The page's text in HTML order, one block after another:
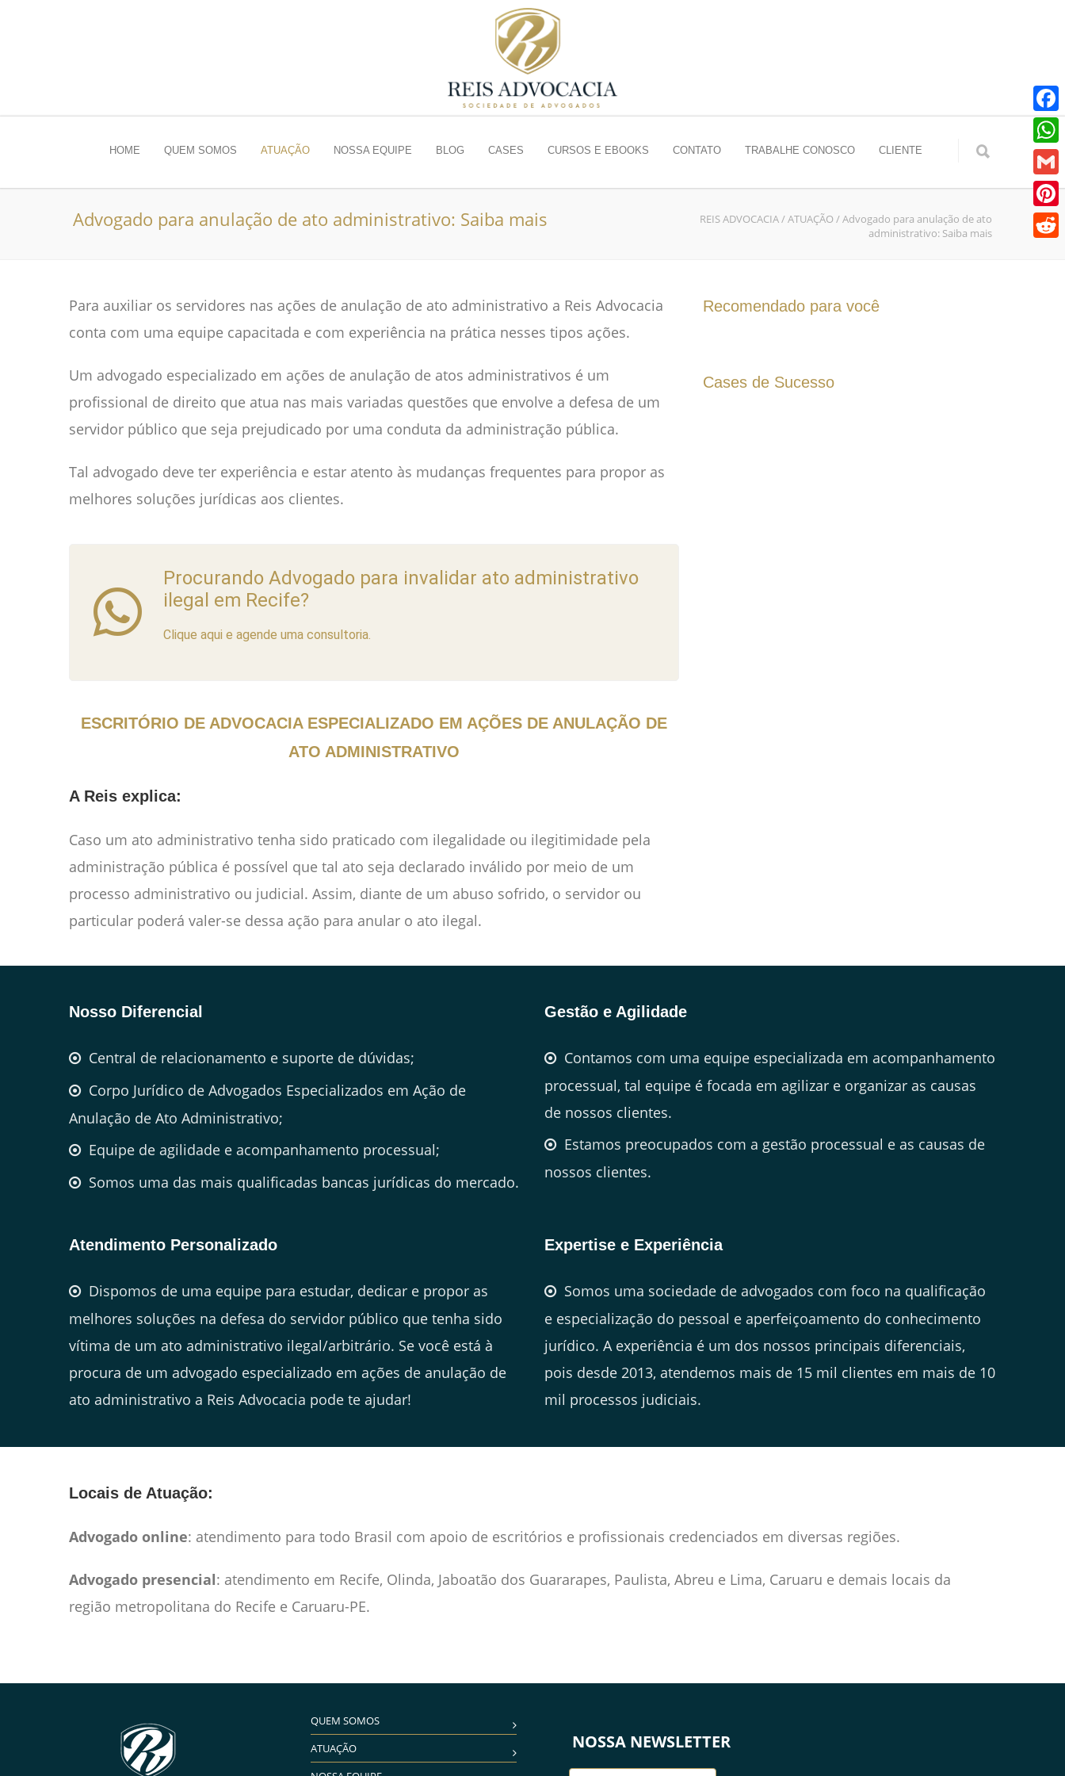
HOME QUEM SOMOS ATUAÇÃO NOSSA EQUIPE BLOG CASES CURSOS E EBOOKS CONTATO TRABALHE CONOSCO CLIENTE
Advogado para anulação de ato administrativo: Saiba mais REIS ADVOCACIA/ATUAÇÃO/Advogado para anulação de ato
administrativo: Saiba mais
Para auxiliar os servidores nas ações de anulação de ato administrativo a Reis Advocacia
conta com uma equipe capacitada e com experiência na prática nesses tipos ações.
Um advogado especializado em ações de anulação de atos administrativos é um
profissional de direito que atua nas mais variadas questões que envolve a defesa de um
servidor público que seja prejudicado por uma conduta da administração pública.
Tal advogado deve ter experiência e estar atento às mudanças frequentes para propor as
melhores soluções jurídicas aos clientes.
Procurando Advogado para invalidar ato administrativo
ilegal em Recife?
Clique aqui e agende uma consultoria.
ESCRITÓRIO DE ADVOCACIA ESPECIALIZADO EM AÇÕES DE ANULAÇÃO DE
ATO ADMINISTRATIVO
A Reis explica:
Caso um ato administrativo tenha sido praticado com ilegalidade ou ilegitimidade pela
administração pública é possível que tal ato seja declarado inválido por meio de um
processo administrativo ou judicial. Assim, diante de um abuso sofrido, o servidor ou
particular poderá valer-se dessa ação para anular o ato ilegal.
Recomendado para você
Cases de Sucesso
Nosso Diferencial
Central de relacionamento e suporte de dúvidas;
Corpo Jurídico de Advogados Especializados em Ação de
Anulação de Ato Administrativo;
Equipe de agilidade e acompanhamento processual;
Somos uma das mais qualificadas bancas jurídicas do mercado.
Gestão e Agilidade
Contamos com uma equipe especializada em acompanhamento
processual, tal equipe é focada em agilizar e organizar as causas
de nossos clientes.
Estamos preocupados com a gestão processual e as causas de
nossos clientes.
Atendimento Personalizado
Dispomos de uma equipe para estudar, dedicar e propor as
melhores soluções na defesa do servidor público que tenha sido
vítima de um ato administrativo ilegal/arbitrário. Se você está à
procura de um advogado especializado em ações de anulação de
ato administrativo a Reis Advocacia pode te ajudar!
Expertise e Experiência
Somos uma sociedade de advogados com foco na qualificação
e especialização do pessoal e aperfeiçoamento do conhecimento
jurídico. A experiência é um dos nossos principais diferenciais,
pois desde 2013, atendemos mais de 15 mil clientes em mais de 10
mil processos judiciais.
Locais de Atuação:
Advogado online: atendimento para todo Brasil com apoio de escritórios e profissionais credenciados em diversas regiões.
Advogado presencial: atendimento em Recife, Olinda, Jaboatão dos Guararapes, Paulista, Abreu e Lima, Caruaru e demais locais da
região metropolitana do Recife e Caruaru-PE.
QUEM SOMOS
ATUAÇÃO
NOSSA NEWSLETTER
Gmail